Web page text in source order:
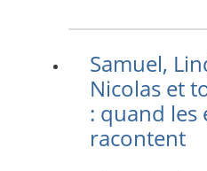
Samuel,
Nicolas et
: quand les
racontent